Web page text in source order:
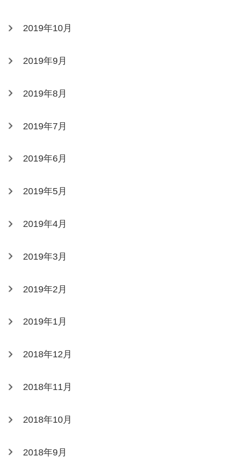
2019年10月
2019年9月
2019年8月
2019年7月
2019年6月
2019年5月
2019年4月
2019年3月
2019年2月
2019年1月
2018年12月
2018年11月
2018年10月
2018年9月